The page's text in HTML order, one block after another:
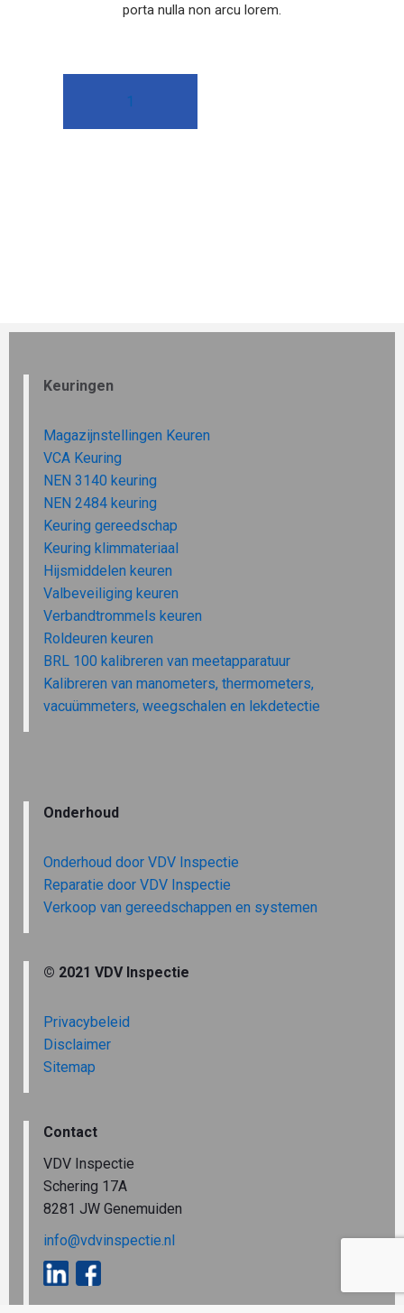
porta nulla non arcu lorem.
1
Keuringen
Magazijnstellingen Keuren
VCA Keuring
NEN 3140 keuring
NEN 2484 keuring
Keuring gereedschap
Keuring klimmateriaal
Hijsmiddelen keuren
Valbeveiliging keuren
Verbandtrommels keuren
Roldeuren keuren
BRL 100 kalibreren van meetapparatuur
Kalibreren van manometers, thermometers,
vacuümmeters, weegschalen en lekdetectie
Onderhoud
Onderhoud door VDV Inspectie
Reparatie door VDV Inspectie
Verkoop van gereedschappen en systemen
© 2021 VDV Inspectie
Privacybeleid
Disclaimer
Sitemap
Contact
VDV Inspectie
Schering 17A
8281 JW Genemuiden
info@vdvinspectie.nl